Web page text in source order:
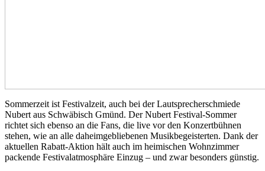
Sommerzeit ist Festivalzeit, auch bei der Lautsprecherschmiede
Nubert aus Schwäbisch Gmünd. Der Nubert Festival-Sommer
richtet sich ebenso an die Fans, die live vor den Konzertbühnen
stehen, wie an alle daheimgebliebenen Musikbegeisterten. Dank der
aktuellen Rabatt-Aktion hält auch im heimischen Wohnzimmer
packende Festivalatmosphäre Einzug – und zwar besonders günstig.